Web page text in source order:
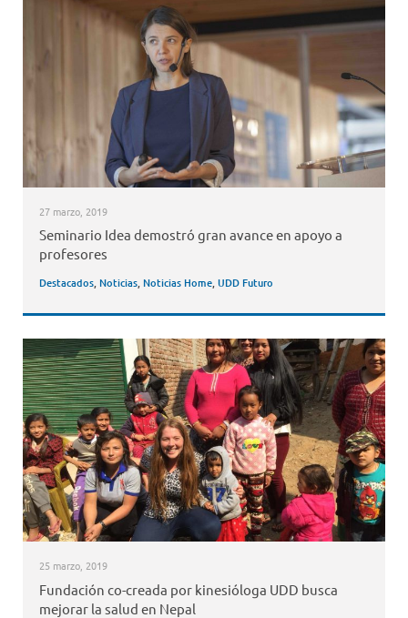
27 marzo, 2019
Seminario Idea demostró gran avance en apoyo a
profesores
Destacados, Noticias, Noticias Home,UDD Futuro
25 marzo, 2019
Fundación co-creada por kinesióloga UDD busca
mejorar la salud en Nepal